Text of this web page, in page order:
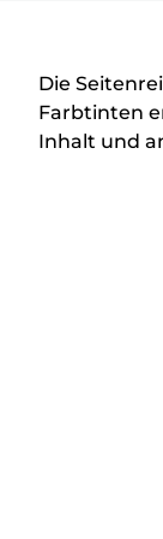
Die
Farbtinten
Inhalt und